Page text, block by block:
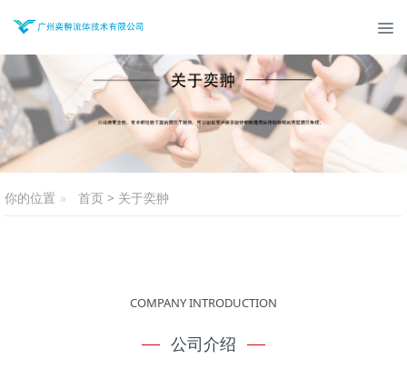
你的位置 首页 > 关于奕翀
COMPANY INTRODUCTION
公司介绍